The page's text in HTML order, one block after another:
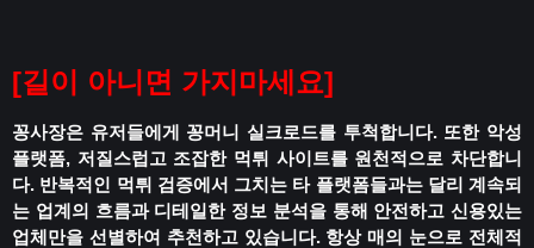
[길이 아니면 가지마세요]
꽁사장은 유저들에게 꽁머니 실크로드를 투척합니다. 또한 악성
플랫폼, 저질스럽고 조잡한 먹튀 사이트를 원천적으로 차단합니
다. 반복적인 먹튀 검증에서 그치는 타 플랫폼들과는 달리 계속되
는 업계의 흐름과 디테일한 정보 분석을 통해 안전하고 신용있는
업체만을 선별하여 추천하고 있습니다. 항상 매의 눈으로 전체적